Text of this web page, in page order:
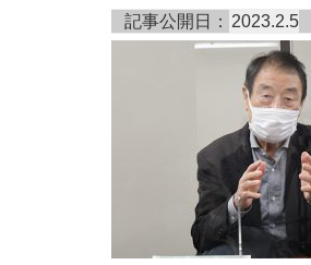
記事公開日： 2023.2.5